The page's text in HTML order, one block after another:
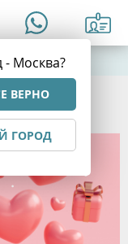
Москва?
ВЕРНО
ГОРОД